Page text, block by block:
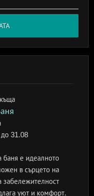
31.08
баня е идеалното
в сърцето на
забележителност
уют и комфорт.